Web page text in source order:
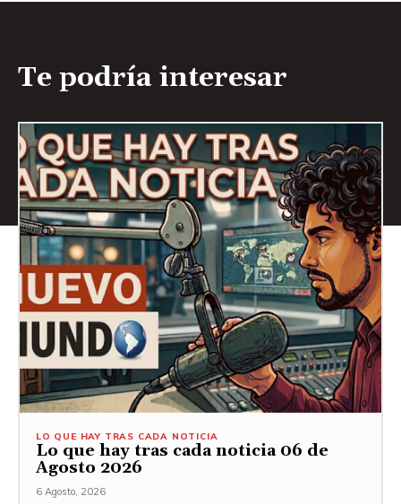
Te podría interesar
LO QUE HAY TRAS CADA NOTICIA
Lo que hay tras cada noticia 06 de
Agosto 2026
6 Agosto, 2026